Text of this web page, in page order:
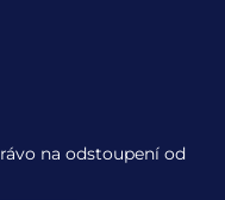
na odstoupení od